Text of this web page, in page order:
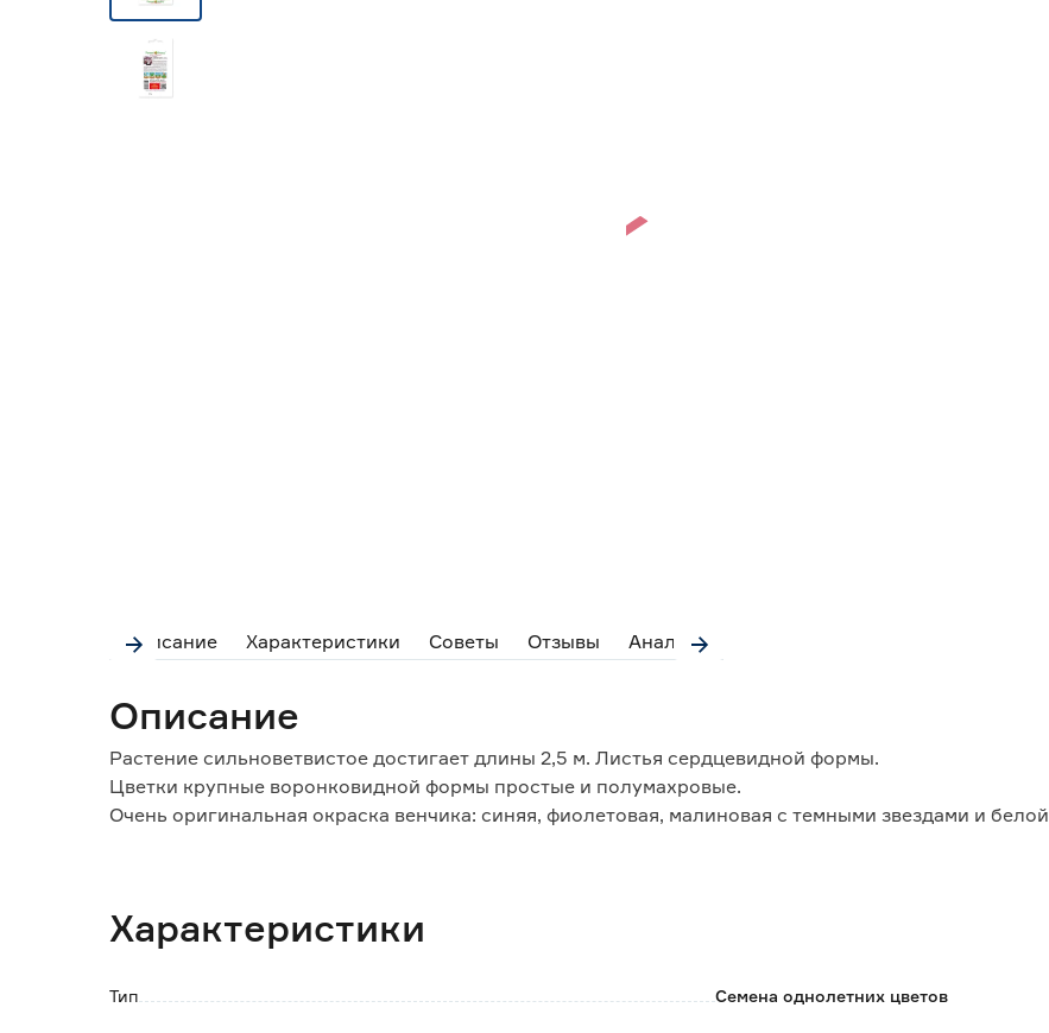
Описание Характеристики Советы Отзывы Аналоги
Описание
Растение сильноветвистое достигает длины 2,5 м. Листья сердцевидной формы.
Цветки крупные воронковидной формы простые и полумахровые.
Очень оригинальная окраска венчика: синяя, фиолетовая, малиновая с темными звездами и белой
Характеристики
Тип Семена однолетних цветов